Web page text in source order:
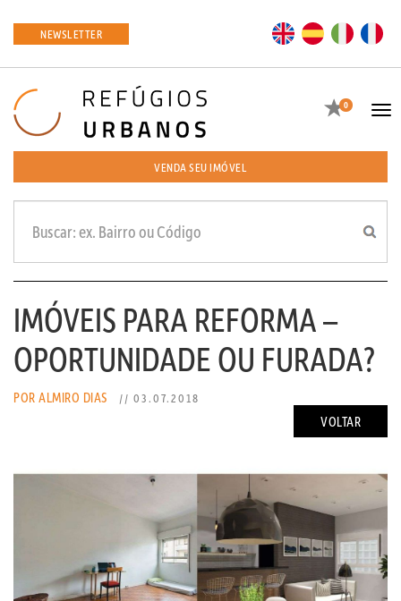
NEWSLETTER EN ES
Favoritos
0
VENDA SEU IMÓVEL
IMÓVEIS PARA REFORMA –
OPORTUNIDADE OU FURADA?
VOLTAR
POR ALMIRO DIAS // 03.07.2018